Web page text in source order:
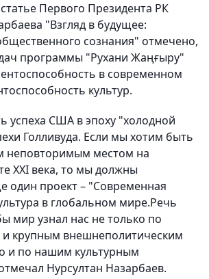
Первого Президента РК
"Взгляд в будущее:
сознания" отмечено,
программы "Рухани Жаңғыру"
в современном
культур.
успеха США в эпоху "холодной
Голливуда. Если мы хотим быть
неповторимым местом на
XXI века, то мы должны
один проект – "Современная
в глобальном мире.Речь
мир узнал нас не только по
и крупным внешнеполитическим
и по нашим культурным
Нурсултан Назарбаев.